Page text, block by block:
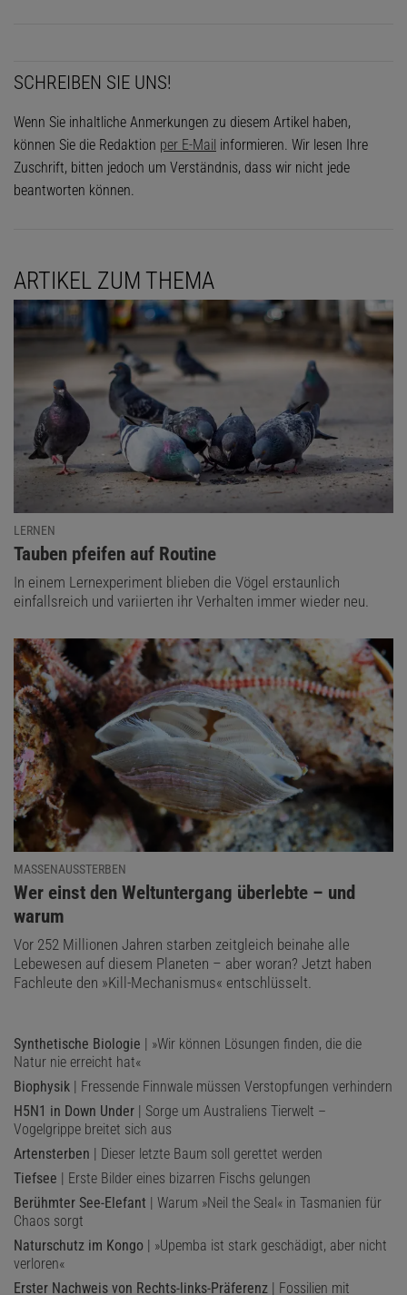
SCHREIBEN SIE UNS!
Wenn Sie inhaltliche Anmerkungen zu diesem Artikel haben,
können Sie die Redaktion per E-Mail informieren. Wir lesen Ihre
Zuschrift, bitten jedoch um Verständnis, dass wir nicht jede
beantworten können.
ARTIKEL ZUM THEMA
LERNEN
:
Tauben pfeifen auf Routine
In einem Lernexperiment blieben die Vögel erstaunlich
einfallsreich und variierten ihr Verhalten immer wieder neu.
MASSENAUSSTERBEN
:
Wer einst den Weltuntergang überlebte – und
warum
Vor 252 Millionen Jahren starben zeitgleich beinahe alle
Lebewesen auf diesem Planeten – aber woran? Jetzt haben
Fachleute den »Kill-Mechanismus« entschlüsselt.
Synthetische Biologie | »Wir können Lösungen finden, die die
Natur nie erreicht hat«
Biophysik | Fressende Finnwale müssen Verstopfungen verhindern
H5N1 in Down Under | Sorge um Australiens Tierwelt –
Vogelgrippe breitet sich aus
Artensterben | Dieser letzte Baum soll gerettet werden
Tiefsee | Erste Bilder eines bizarren Fischs gelungen
Berühmter See-Elefant | Warum »Neil the Seal« in Tasmanien für
Chaos sorgt
Naturschutz im Kongo | »Upemba ist stark geschädigt, aber nicht
verloren«
Erster Nachweis von Rechts-links-Präferenz | Fossilien mit